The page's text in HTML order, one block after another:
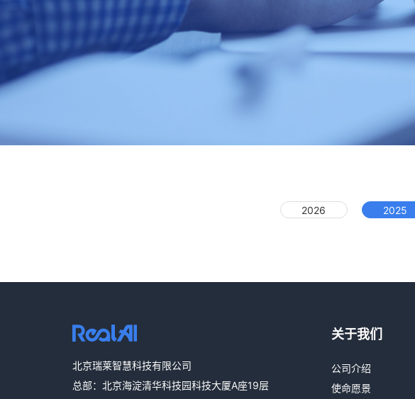
2026 2025
北京瑞莱智慧科技有限公司
总部：北京海淀清华科技园科技大厦A座19层
关于我们
公司介绍
使命愿景